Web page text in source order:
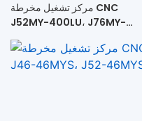
مركز تشغيل مخرطة CNC
J52MY-400LU، J76MY-
400LU، J46MY-400LU (أداة
آلة برجية عالية السرعة ذات قيادة
مباشرة + ذيل متحرك)